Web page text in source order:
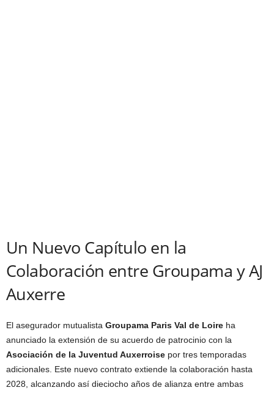
Un Nuevo Capítulo en la
Colaboración entre Groupama y AJ
Auxerre
El asegurador mutualista Groupama Paris Val de Loire ha
anunciado la extensión de su acuerdo de patrocinio con la
Asociación de la Juventud Auxerroise por tres temporadas
adicionales. Este nuevo contrato extiende la colaboración hasta
2028, alcanzando así dieciocho años de alianza entre ambas